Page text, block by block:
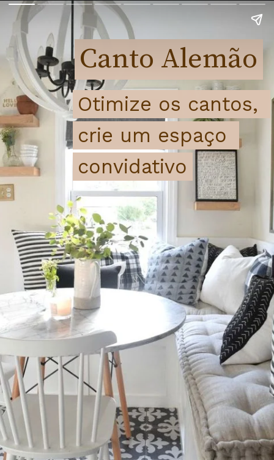
Otimize os cantos,
crie um espaço
convidativo
Otimize os cantos,
crie um espaço
convidativo
Canto Alemão
Canto Alemão